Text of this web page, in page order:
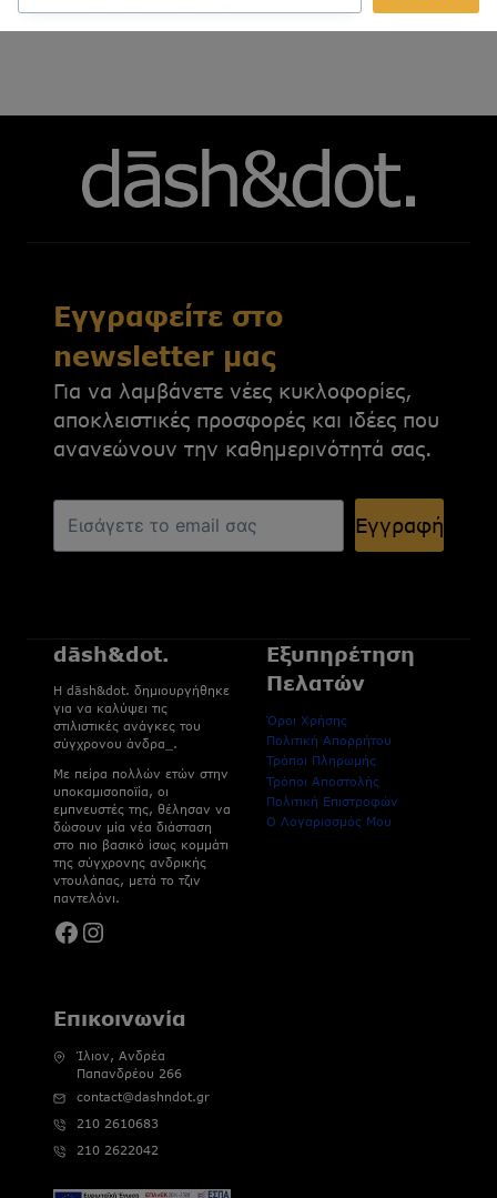
Εγγραφείτε στο
newsletter μας
Για να λαμβάνετε νέες κυκλοφορίες,
αποκλειστικές προσφορές και ιδέες που
ανανεώνουν την καθημερινότητά σας.
Εγγραφή
dāsh&dot.
H dāsh&dot. δημιουργήθηκε
για να καλύψει τις
στιλιστικές ανάγκες του
σύγχρονου άνδρα_.
Με πείρα πολλών ετών στην
υποκαμισοποϊία, οι
εμπνευστές της, θέλησαν να
δώσουν μία νέα διάσταση
στο πιο βασικό ίσως κομμάτι
της σύγχρονης ανδρικής
ντουλάπας, μετά το τζιν
παντελόνι.
Facebook
Instagram
Εξυπηρέτηση
Πελατών
Όροι Χρήσης
Πολιτική Απορρήτου
Τρόποι Πληρωμής
Τρόποι Αποστολής
Πολιτική Επιστροφών
Ο Λογαριασμός Μου
Επικοινωνία
Ίλιον, Ανδρέα
Παπανδρέου 266
contact@dashndot.gr
210 2610683
210 2622042